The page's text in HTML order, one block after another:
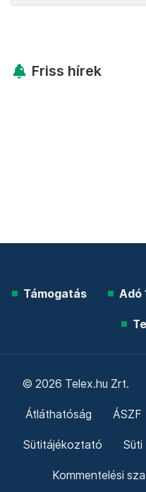
Friss hírek
Támogatás Adó
© 2026 Telex.hu Zrt.
Átláthatóság ÁSZF
Sütitájékoztató Süti
Kommentelési